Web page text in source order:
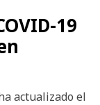
19
actualizado el